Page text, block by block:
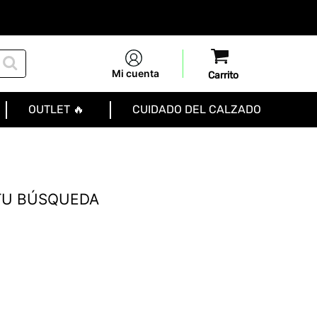
Mi cuenta
OUTLET 🔥 CUIDADO DEL CALZADO
BÚSQUEDA